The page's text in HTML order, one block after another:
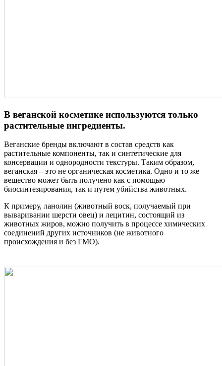
В веганской косметике используются только
растительные ингредиенты.
Веганские бренды включают в состав средств как
растительные компоненты, так и синтетические для
консервации и однородности текстуры. Таким образом,
веганская – это не органическая косметика. Одно и то же
вещество может быть получено как с помощью
биосинтезирования, так и путем убийства животных.
К примеру, ланолин (животный воск, получаемый при
вываривании шерсти овец) и лецитин, состоящий из
животных жиров, можно получить в процессе химических
соединений других источников (не животного
происхождения и без ГМО).